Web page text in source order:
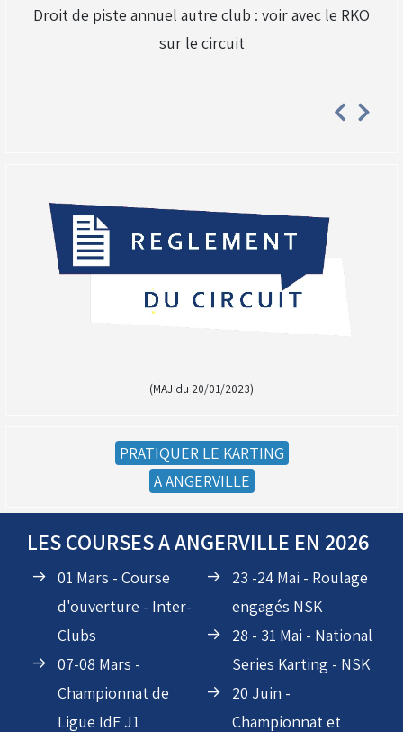
Droit de piste annuel autre club : voir avec le RKO
sur le circuit
Droit de piste annuel autre club : voir avec le RKO
sur le circuit
(MAJ du 20/01/2023)
A ANGERVILLE
LES COURSES A ANGERVILLE EN 2026
01 Mars - Course
d'ouverture - Inter-
Clubs
07-08 Mars -
23 -24 Mai - Roulage
engagés NSK
28 - 31 Mai - National
Series Karting - NSK